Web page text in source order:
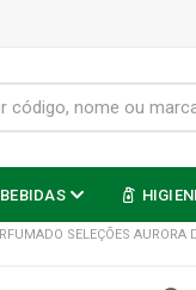
BEBIDAS
SELEÇÕES AURORA